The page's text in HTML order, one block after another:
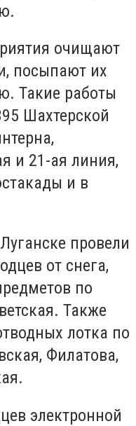
очищают
посыпают их
Такие работы
Шахтерской
и 21-ая линия,
и в
провели
от снега,
по
Также
лотка по
Филатова,
электронной